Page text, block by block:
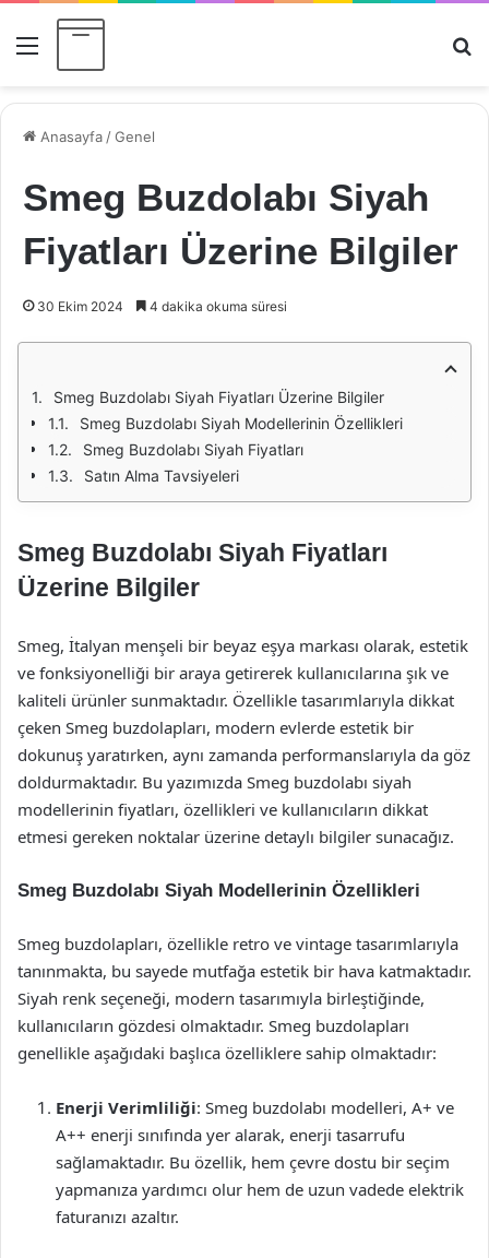
Menü
Anasayfa /Genel
Smeg Buzdolabı Siyah
Fiyatları Üzerine Bilgiler
30 Ekim 2024 4 dakika okuma süresi
Smeg Buzdolabı Siyah Fiyatları Üzerine Bilgiler
Smeg Buzdolabı Siyah Modellerinin Özellikleri
Smeg Buzdolabı Siyah Fiyatları
Satın Alma Tavsiyeleri
Smeg Buzdolabı Siyah Fiyatları
Üzerine Bilgiler
Smeg, İtalyan menşeli bir beyaz eşya markası olarak, estetik
ve fonksiyonelliği bir araya getirerek kullanıcılarına şık ve
kaliteli ürünler sunmaktadır. Özellikle tasarımlarıyla dikkat
çeken Smeg buzdolapları, modern evlerde estetik bir
dokunuş yaratırken, aynı zamanda performanslarıyla da göz
doldurmaktadır. Bu yazımızda Smeg buzdolabı siyah
modellerinin fiyatları, özellikleri ve kullanıcıların dikkat
etmesi gereken noktalar üzerine detaylı bilgiler sunacağız.
Smeg Buzdolabı Siyah Modellerinin Özellikleri
Smeg buzdolapları, özellikle retro ve vintage tasarımlarıyla
tanınmakta, bu sayede mutfağa estetik bir hava katmaktadır.
Siyah renk seçeneği, modern tasarımıyla birleştiğinde,
kullanıcıların gözdesi olmaktadır. Smeg buzdolapları
genellikle aşağıdaki başlıca özelliklere sahip olmaktadır:
Enerji Verimliliği: Smeg buzdolabı modelleri, A+ ve
A++ enerji sınıfında yer alarak, enerji tasarrufu
sağlamaktadır. Bu özellik, hem çevre dostu bir seçim
yapmanıza yardımcı olur hem de uzun vadede elektrik
faturanızı azaltır.